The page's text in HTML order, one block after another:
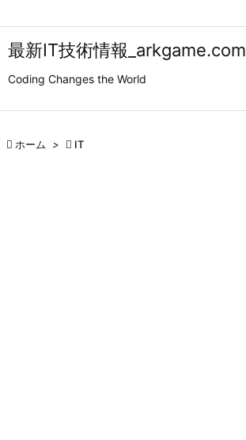
最新IT技術情報_arkgame.com
Coding Changes the World
 ホーム >  IT